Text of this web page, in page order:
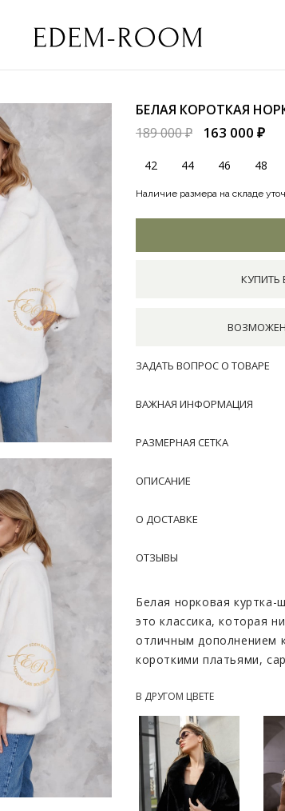
БЕЛАЯ КОРОТКАЯ
189 000 ₽
163 000 ₽
42 44 46 48
Наличие размера на складе
КУПИТЬ
ЗАДАТЬ ВОПРОС О ТОВАРЕ
ВАЖНАЯ ИНФОРМАЦИЯ
РАЗМЕРНАЯ СЕТКА
ОПИСАНИЕ
О ДОСТАВКЕ
ОТЗЫВЫ
Белая норковая
это классика, которая
отличным дополнением
короткими платьями,
Теплая норковая шуба
деловыми партнерами.
Предлагаемая шуба –
этом сезоне. У модели
Чтобы дополнить
модели свободного
В ДРУГОМ ЦВЕТЕ